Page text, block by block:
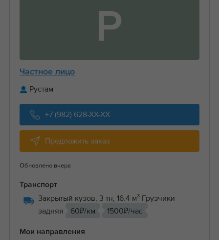
Р
Частное лицо
Рустам
+7 (982) 628-XX-XX
Предложить заказ
Обновлено вчера
Транспорт
Закрытый кузов, 3 тн, 16.4 м³ Грузчики
задняя
60₽/км 1500₽/час
Мои направления